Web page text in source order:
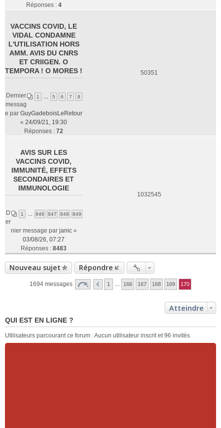
Réponses : 4
VACCINS COVID, LE
VIDAL CONDAMNE
L'UTILISATION HORS
AMM. AVIS DU CNRS
ET CRIIGEN. O
TEMPORA ! O MORES !
1 5 6 7 8
Dernier
messag
e par GuyGadeboisLeRetour
« 24/09/21, 19:30
Réponses : 72
50351
AVIS SUR LES
VACCINS COVID,
IMMUNITÉ, EFFETS
SECONDAIRES ET
IMMUNOLOGIE
1 846 847 848 849
D
er
nier message par janic«
03/08/26, 07:27
Réponses : 8483
1032545
Nouveau sujet Répondre
1694 messages 1 166 167 168 169 170
Atteindre
QUI EST EN LIGNE ?
Utilisateurs parcourant ce forum : Aucun utilisateur inscrit et 96 invités